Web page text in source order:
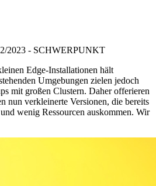
/2023 - SCHWERPUNKT
Edge-Installationen hält
Umgebungen zielen jedoch
mit großen Clustern. Daher offerieren
nun verkleinerte Versionen, die bereits
wenig Ressourcen auskommen. Wir